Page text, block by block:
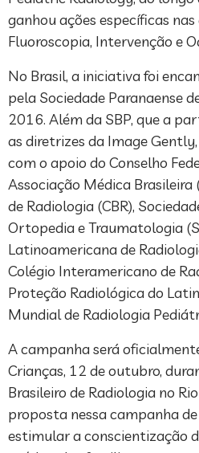
ganhou ações específicas nas
Fluoroscopia, Intervenção e
No Brasil, a iniciativa foi
pela Sociedade Paranaense
2016. Além da SBP, que a
as diretrizes da Image
com o apoio do Conselho
Associação Médica Brasileira
de Radiologia (CBR),
Ortopedia e Traumatologia
Latinoamericana de
Colégio Interamericano de
Proteção Radiológica do
Mundial de Radiologia
A campanha será
Crianças, 12 de outubro,
Brasileiro de Radiologia no
proposta nessa campanha
estimular a conscientização